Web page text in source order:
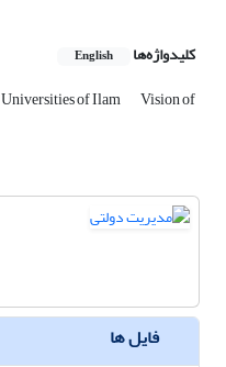
کلیدواژه‌ها English
Universities of Ilam Vision of
فایل ها